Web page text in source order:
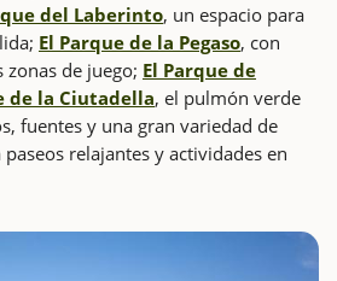
del Laberinto, un espacio para
El Parque de la Pegaso, con
zonas de juego; El Parque de
de la Ciutadella, el pulmón verde
fuentes y una gran variedad de
relajantes y actividades en